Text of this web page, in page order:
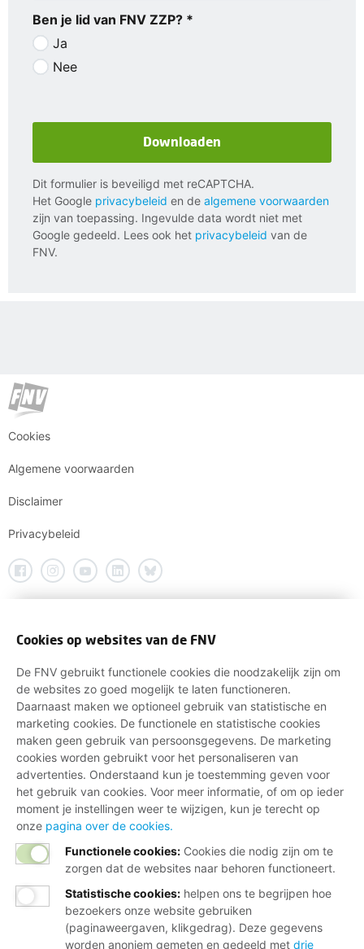
Ben je lid van FNV ZZP? *
Ja
Nee
Dit formulier is beveiligd met reCAPTCHA.
Het Google privacybeleid en de algemene voorwaarden
zijn van toepassing. Ingevulde data wordt niet met
Google gedeeld. Lees ook het privacybeleid van de
FNV.
Downloaden
Cookies
Algemene voorwaarden
Disclaimer
Privacybeleid
Cookies op websites van de FNV
De FNV gebruikt functionele cookies die noodzakelijk zijn om
de websites zo goed mogelijk te laten functioneren.
Daarnaast maken we optioneel gebruik van statistische en
marketing cookies. De functionele en statistische cookies
maken geen gebruik van persoonsgegevens. De marketing
cookies worden gebruikt voor het personaliseren van
advertenties. Onderstaand kun je toestemming geven voor
het gebruik van cookies. Voor meer informatie, of om op ieder
moment je instellingen weer te wijzigen, kun je terecht op
onze pagina over de cookies.
Functionele cookies: Cookies die nodig zijn om te
zorgen dat de websites naar behoren functioneert.
Statistische cookies: helpen ons te begrijpen hoe
bezoekers onze website gebruiken
(paginaweergaven, klikgedrag). Deze gegevens
worden anoniem gemeten en gedeeld met drie